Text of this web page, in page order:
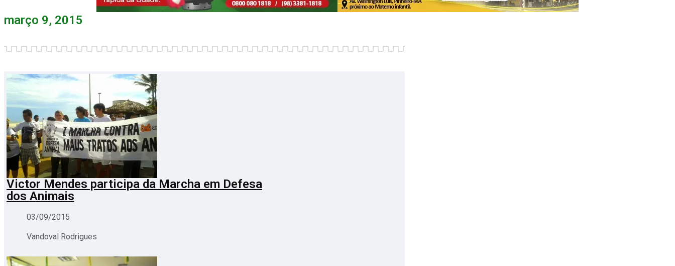
março 9, 2015
Victor Mendes participa da Marcha em Defesa
dos Animais
03/09/2015
Vandoval Rodrigues